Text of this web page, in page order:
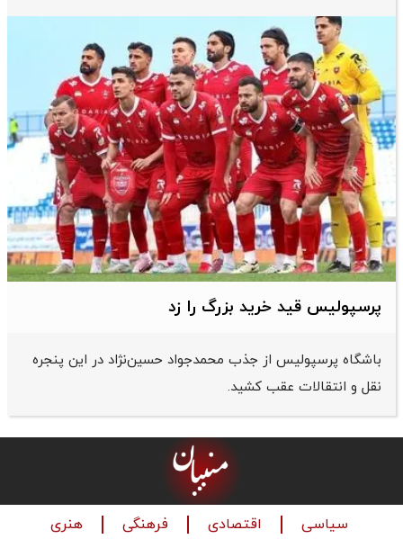
پرسپولیس قید خرید بزرگ را زد
باشگاه پرسپولیس از جذب محمدجواد حسین‌نژاد در این پنجره
نقل و انتقالات عقب کشید.
سیاسی اقتصادی فرهنگی هنری